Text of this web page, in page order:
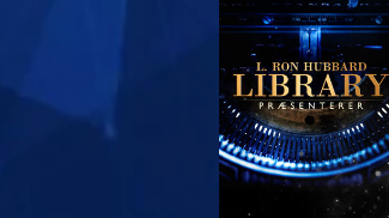
UDFORSK SERIEN